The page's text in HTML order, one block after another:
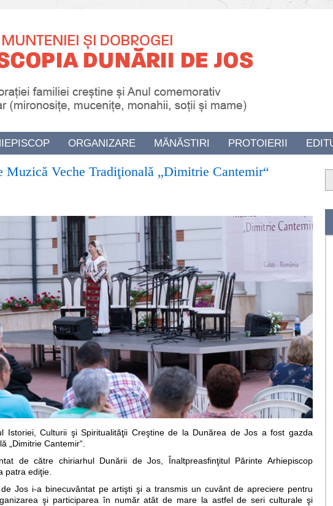
ORGANIZARE MĂNĂSTIRI PROTOIERII
Muzică Veche Tradiţională „Dimitrie Cantemir“
Istoriei, Culturii şi Spiritualităţii Creştine de la Dunărea de Jos a fost gazda
„Dimitrie Cantemir“.
de către chiriarhul Dunării de Jos, Înaltpreasfinţitul Părinte Arhiepiscop
patra ediţie.
Jos i-a binecuvântat pe artişti şi a transmis un cuvânt de apreciere pentru
şi participarea în număr atât de mare la astfel de seri culturale şi